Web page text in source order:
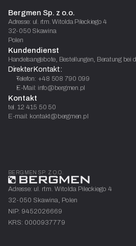
Bergmen Sp. z o.o.
Adresse: ul. rtm. Witolda Pileckiego 4
32-050 Skawina
Polen
Kundendienst
Handelsangebote, Bestellungen, Beratung bei
Direkter Kontakt:
Telefon: +48 508 790 099
E-Mail: info@bergmen.pl
Kontakt
tel. 12 415 50 50
E-mail: kontakt@bergmen.pl
BERGMEN SP. Z O.O.
Adresse: ul. rtm. Witolda Pileckiego 4
32-050 Skawina, Polen
NIP: 9452026669
KRS: 0000937779